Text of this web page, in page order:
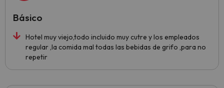
Hotel muy viejo,todo incluido muy cutre y los empleados
regular ,la comida mal todas las bebidas de grifo ,para no
repetir
Básico